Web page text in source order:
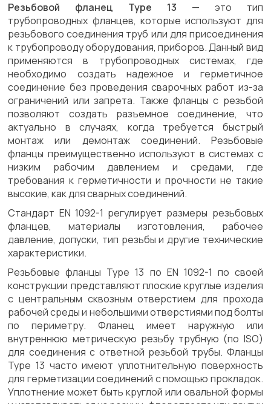
Резьбовой фланец Type 13 — это тип
трубопроводных фланцев, которые используют для
резьбового соединения труб или для присоединения
к трубопроводу оборудования, приборов. Данный вид
применяются в трубопроводных системах, где
необходимо создать надежное и герметичное
соединение без проведения сварочных работ из-за
ограничений или запрета. Также фланцы с резьбой
позволяют создать разъемное соединение, что
актуально в случаях, когда требуется быстрый
монтаж или демонтаж соединений. Резьбовые
фланцы преимущественно используют в системах с
низким рабочим давлением и средами, где
требования к герметичности и прочности не такие
высокие, как для сварных соединений.
Стандарт EN 1092-1 регулирует размеры резьбовых
фланцев, материалы изготовления, рабочее
давление, допуски, тип резьбы и другие технические
характеристики.
Резьбовые фланцы Type 13 по EN 1092-1 по своей
конструкции представляют плоские круглые изделия
с центральным сквозным отверстием для прохода
рабочей среды и небольшими отверстиями под болты
по периметру. Фланец имеет наружную или
внутреннюю метрическую резьбу трубную (по ISO)
для соединения с ответной резьбой трубы. Фланцы
Type 13 часто имеют уплотнительную поверхность
для герметизации соединений с помощью прокладок.
Уплотнение может быть круглой или овальной формы